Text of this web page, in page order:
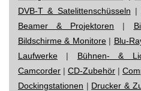
DVB-T & Satelittenschüsseln |
Beamer & Projektoren |
Bildschirme & Monitore| Blu-
Laufwerke | Bühnen- &
Camcorder | CD-Zubehör |
Dockingstationen | Drucker &